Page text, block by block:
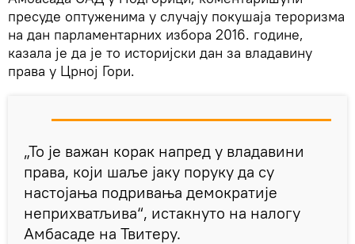
пресуде оптуженима у случају покушаја тероризма
на дан парламентарних избора 2016. године,
казала је да је то историјски дан за владавину
права у Црној Гори.
„То је важан корак напред у владавини
права, који шаље јаку поруку да су
настојања подривања демократије
неприхватљива“, истакнуто на налогу
Амбасаде на Твитеру.